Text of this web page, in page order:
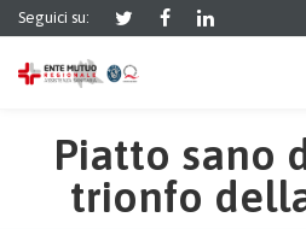
Seguici su:
Piatto sano
trionfo